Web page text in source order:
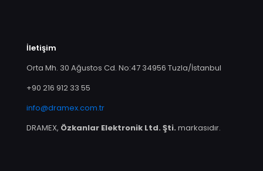
İletişim
Orta Mh. 30 Ağustos Cd. No:47 34956 Tuzla/İstanbul
+90 216 912 33 55
info@dramex.com.tr
DRAMEX, Özkanlar Elektronik Ltd. Şti. markasıdır.